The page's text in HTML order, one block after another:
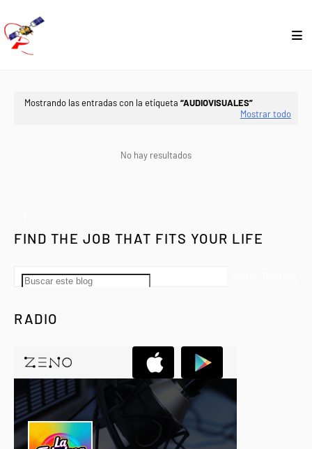
Mostrando las entradas con la etiqueta AUDIOVISUALES
Mostrar todo
No hay resultados
FIND THE JOB THAT FITS YOUR LIFE
RADIO